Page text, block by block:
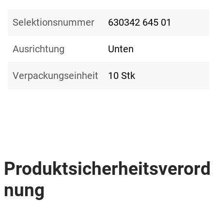
Selektionsnummer 630342 645 01
Ausrichtung Unten
Verpackungseinheit 10 Stk
Produktsicherheitsverord
nung